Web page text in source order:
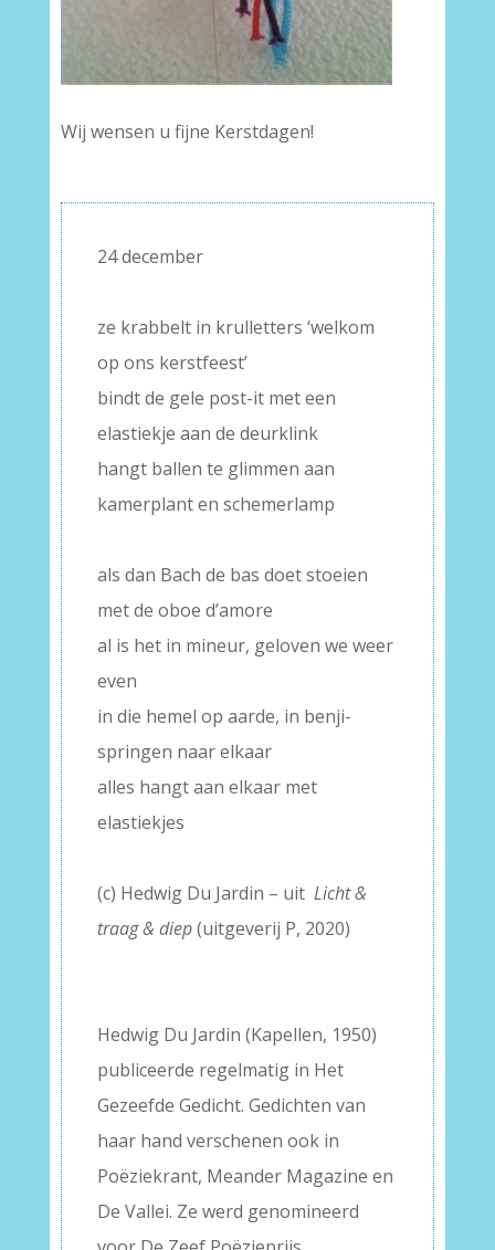
Wij wensen u fijne Kerstdagen!
24 december
ze krabbelt in krulletters ‘welkom
op ons kerstfeest’
bindt de gele post-it met een
elastiekje aan de deurklink
hangt ballen te glimmen aan
kamerplant en schemerlamp
als dan Bach de bas doet stoeien
met de oboe d’amore
al is het in mineur, geloven we weer
even
in die hemel op aarde, in benji-
springen naar elkaar
alles hangt aan elkaar met
elastiekjes
(c) Hedwig Du Jardin – uit Licht &
traag & diep(uitgeverij P, 2020)
Hedwig Du Jardin (Kapellen, 1950)
publiceerde regelmatig in Het
Gezeefde Gedicht. Gedichten van
haar hand verschenen ook in
Poëziekrant, Meander Magazine en
De Vallei. Ze werd genomineerd